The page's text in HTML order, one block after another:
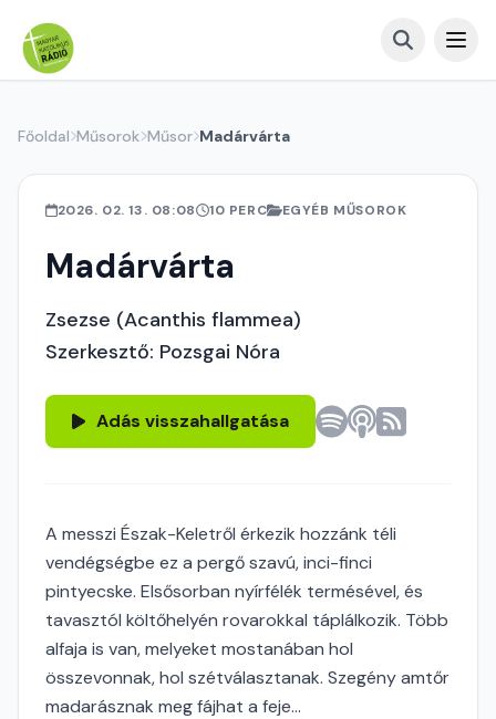
Főoldal Műsorok Műsor Madárvárta
2026. 02. 13. 08:08 10 PERC EGYÉB MŰSOROK
Madárvárta
Zsezse (Acanthis flammea)
Szerkesztő: Pozsgai Nóra
Adás visszahallgatása
A messzi Észak-Keletről érkezik hozzánk téli
vendégségbe ez a pergő szavú, inci-finci
pintyecske. Elsősorban nyírfélék termésével, és
tavasztól költőhelyén rovarokkal táplálkozik. Több
alfaja is van, melyeket mostanában hol
összevonnak, hol szétválasztanak. Szegény amtőr
madarásznak meg fájhat a feje...